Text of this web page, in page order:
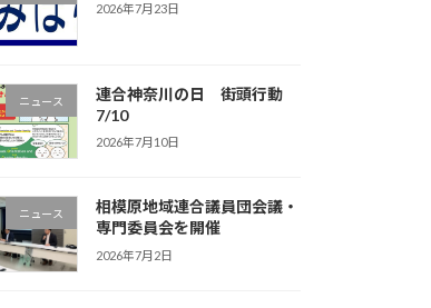
2026年7月23日
ニュース
連合神奈川の日 街頭行動
7/10
2026年7月10日
ニュース
相模原地域連合議員団会議・
専門委員会を開催
2026年7月2日